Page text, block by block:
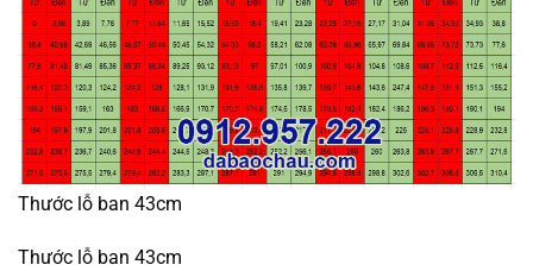
Thước lỗ ban 43cm
Thước lỗ ban 43cm